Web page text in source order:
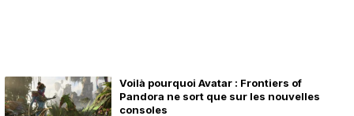
Voilà pourquoi Avatar : Frontiers of
Pandora ne sort que sur les nouvelles
consoles